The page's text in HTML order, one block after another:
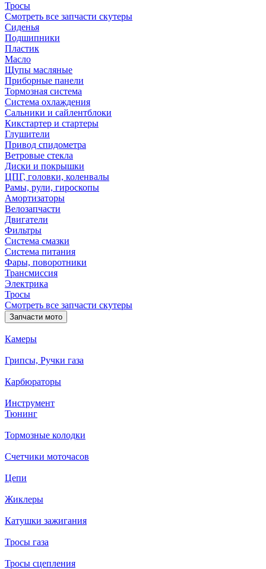
Тросы
Смотреть все запчасти скутеры
Сиденья
Подшипники
Пластик
Масло
Щупы масляные
Приборные панели
Тормозная система
Система охлаждения
Сальники и сайлентблоки
Кикстартер и стартеры
Глушители
Привод спидометра
Ветровые стекла
Диски и покрышки
ЦПГ, головки, коленвалы
Рамы, рули, гироскопы
Амортизаторы
Велозапчасти
Двигатели
Фильтры
Система смазки
Система питания
Фары, поворотники
Трансмиссия
Электрика
Тросы
Смотреть все запчасти скутеры
Запчасти мото
Камеры
Грипсы, Ручки газа
Карбюраторы
Инструмент
Тюнинг
Тормозные колодки
Счетчики моточасов
Цепи
Жиклеры
Катушки зажигания
Тросы газа
Тросы сцепления